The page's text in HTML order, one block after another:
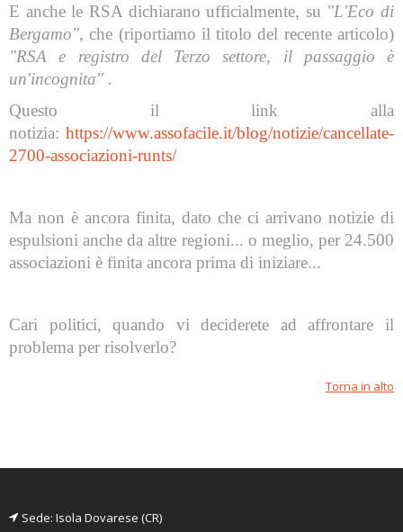
E anche le RSA dichiarano ufficialmente, su "L'Eco di
Bergamo", che (riportiamo il titolo del recente articolo)
"RSA e registro del Terzo settore, il passaggio è
un'incognita" .
Questo il link alla
notizia: https://www.assofacile.it/blog/notizie/cancellate-
2700-associazioni-runts/
Ma non è ancora finita, dato che ci arrivano notizie di
espulsioni anche da altre regioni... o meglio, per 24.500
associazioni è finita ancora prima di iniziare...
Cari politici, quando vi deciderete ad affrontare il
problema per risolverlo?
Torna in alto
Sede: Isola Dovarese (CR)